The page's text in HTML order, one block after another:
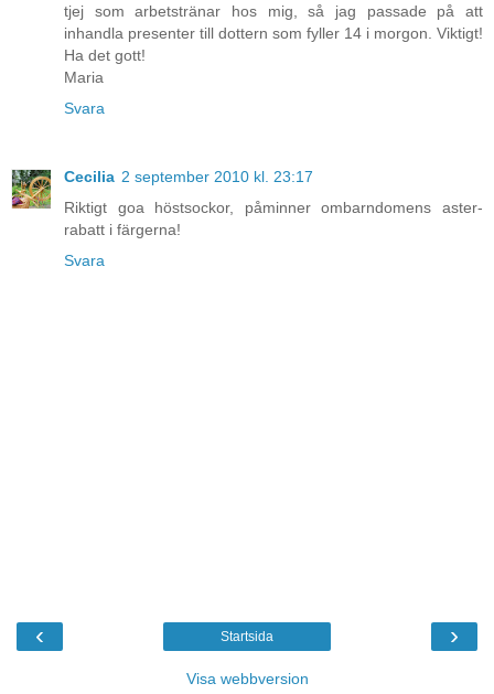
tjej som arbetstränar hos mig, så jag passade på att
inhandla presenter till dottern som fyller 14 i morgon. Viktigt!
Ha det gott!
Maria
Svara
Cecilia 2 september 2010 kl. 23:17
Riktigt goa höstsockor, påminner ombarndomens aster-
rabatt i färgerna!
Svara
‹ ›
Startsida
Visa webbversion